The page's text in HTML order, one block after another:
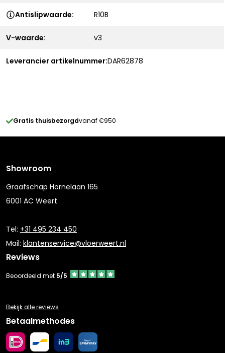
Antislipwaarde: R10B
V-waarde: v3
Leverancier artikelnummer:DAR62878
Gratis thuisbezorgdvanaf €950
Showroom
Graafschap Hornelaan 165
6001 AC Weert
Tel: +31 495 234 450
Mail: klantenservice@vloerweert.nl
Reviews
Beoordeeld met 5/5
Bekijk alle reviews
Betaalmethodes